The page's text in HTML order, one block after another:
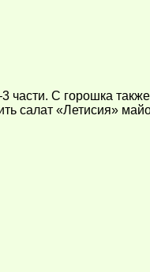
части. С горошка
салат «Летисия»